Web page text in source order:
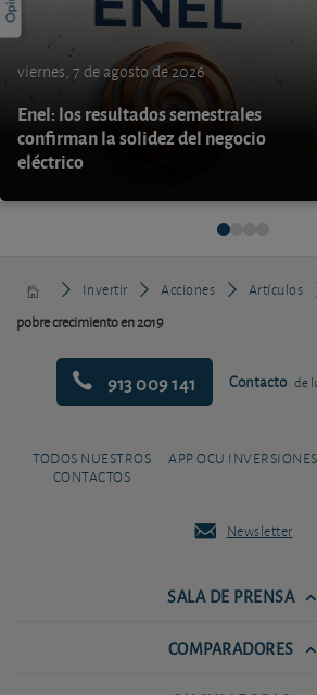
viernes, 7 de agosto de 2026
Enel: los resultados semestrales
confirman la solidez del negocio
eléctrico
Invertir Acciones Artículos
pobre crecimiento en 2019
913 009 141 Contacto de
TODOS NUESTROS
CONTACTOS
APP OCU INVERSIONES
Newsletter
SALA DE PRENSA
COMPARADORES